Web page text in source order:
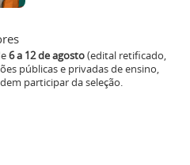
6 a 12 de agosto(edital retificado,
públicas e privadas de ensino,
participar da seleção.